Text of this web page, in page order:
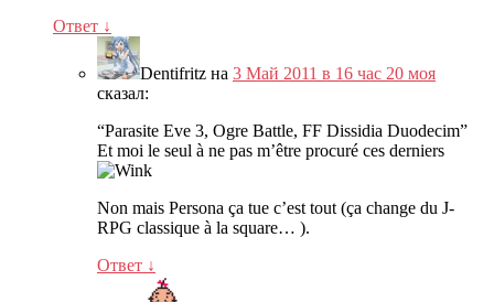
Ответ ↓
Dentifritz на 3 Май 2011 в 16 час 20 моя
сказал:
“Parasite Eve 3, Ogre Battle, FF Dissidia Duodecim”
Et moi le seul à ne pas m’être procuré ces derniers
Non mais Persona ça tue c’est tout (ça change du J-
RPG classique à la square… ).
Ответ ↓